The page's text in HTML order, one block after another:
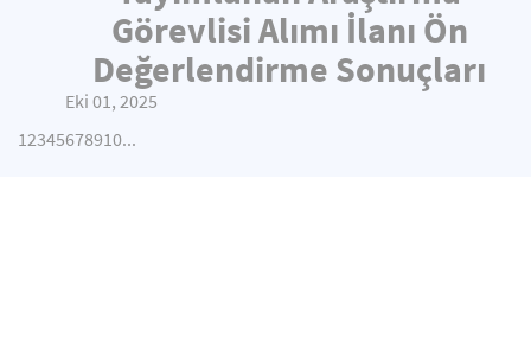
Görevlisi Alımı İlanı Ön
Değerlendirme Sonuçları
Eki 01, 2025
12345678910...